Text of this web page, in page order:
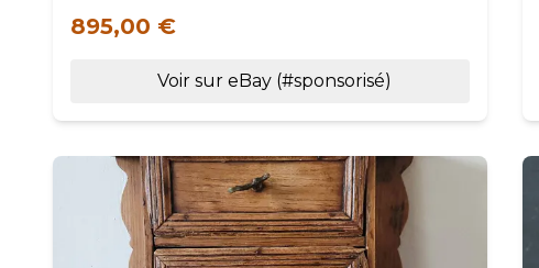
895,00 €
Voir sur eBay (#sponsorisé)